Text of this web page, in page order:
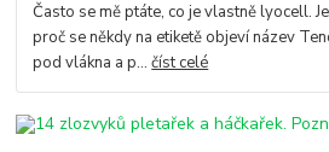
Často se mě ptáte, co je vlastně lyocell.
proč se někdy na etiketě objeví název
pod vlákna a p...číst celé